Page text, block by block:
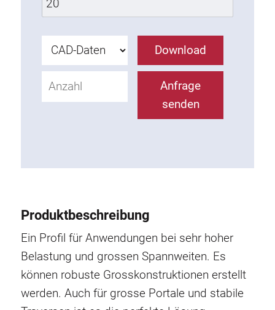
Hubsäulen
Rollbahnsystem
Download
Anfrage
senden
Produktbeschreibung
Ein Profil für Anwendungen bei sehr hoher
Belastung und grossen Spannweiten. Es
können robuste Grosskonstruktionen erstellt
werden. Auch für grosse Portale und stabile